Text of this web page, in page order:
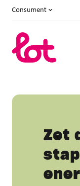
Consument
Zet